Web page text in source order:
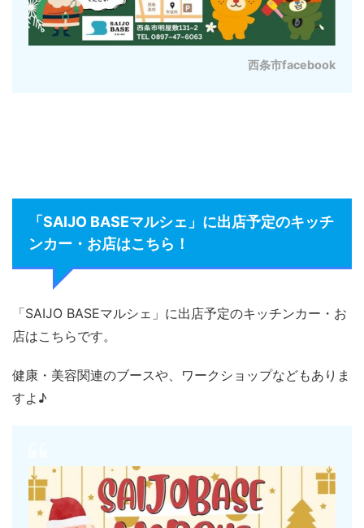
西条市facebook
「SAIJO BASEマルシェ」に出店予定のキッチ
ンカー・お店はこちら！
「SAIJO BASEマルシェ」に出店予定のキッチンカー・お
店はこちらです。
健康・美容関連のブースや、ワークショップなどもありま
すよ♪